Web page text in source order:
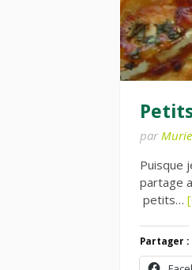
par
Puisque
partage
petits…
Partager :